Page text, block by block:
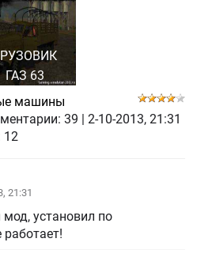
ГАЗ 63
машины
39
2-10-2013, 21:31
12
21:31
установил по
работает!